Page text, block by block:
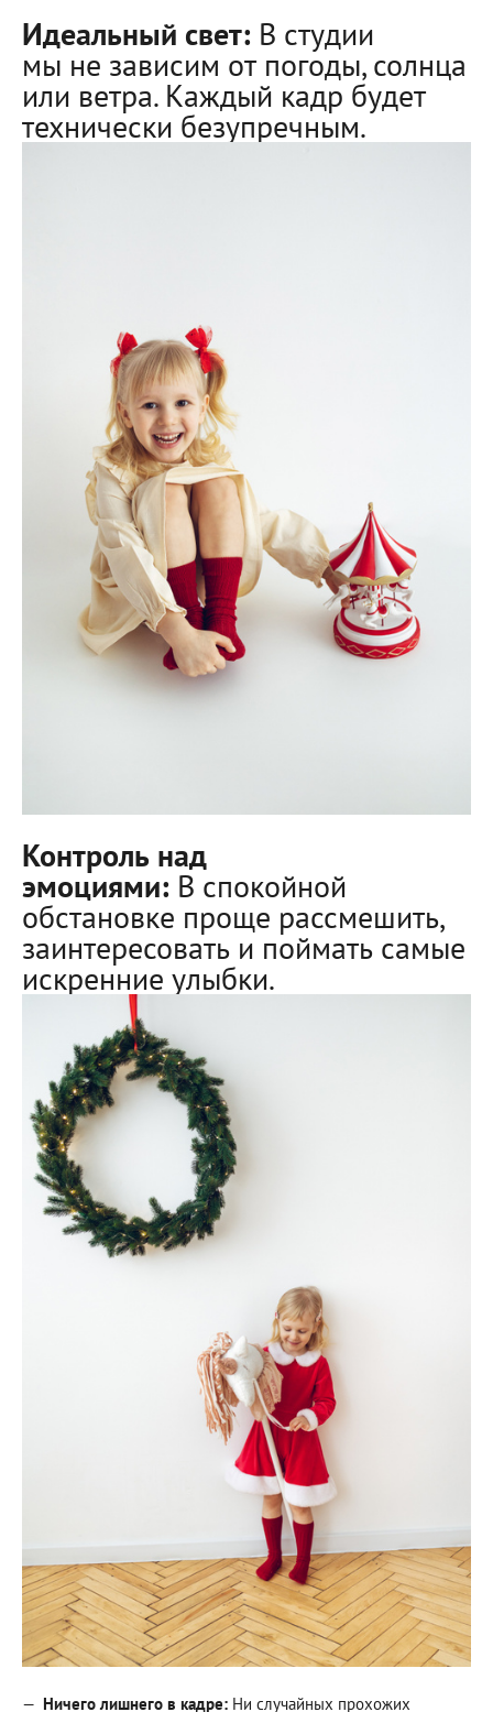
Идеальный свет: В студии
мы не зависим от погоды, солнца
или ветра. Каждый кадр будет
технически безупречным.
Контроль над
эмоциями: В спокойной
обстановке проще рассмешить,
заинтересовать и поймать самые
искренние улыбки.
Ничего лишнего в кадре:Ни случайных прохожих